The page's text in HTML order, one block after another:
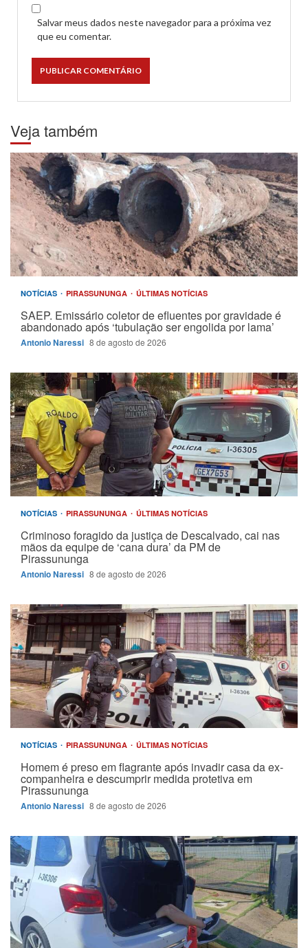
Salvar meus dados neste navegador para a próxima vez
que eu comentar.
Veja também
NOTÍCIAS PIRASSUNUNGA ÚLTIMAS NOTÍCIAS
SAEP. Emissário coletor de efluentes por gravidade é
abandonado após ‘tubulação ser engolida por lama’
Antonio Naressi 8 de agosto de 2026
NOTÍCIAS PIRASSUNUNGA ÚLTIMAS NOTÍCIAS
Criminoso foragido da justiça de Descalvado, cai nas
mãos da equipe de ‘cana dura’ da PM de
Pirassununga
Antonio Naressi 8 de agosto de 2026
NOTÍCIAS PIRASSUNUNGA ÚLTIMAS NOTÍCIAS
Homem é preso em flagrante após invadir casa da ex-
companheira e descumprir medida protetiva em
Pirassununga
Antonio Naressi 8 de agosto de 2026